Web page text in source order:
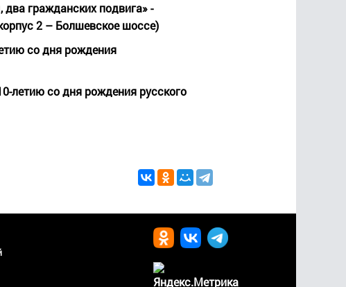
гражданских подвига» -
2 – Болшевское шоссе)
со дня рождения
летию со дня рождения русского